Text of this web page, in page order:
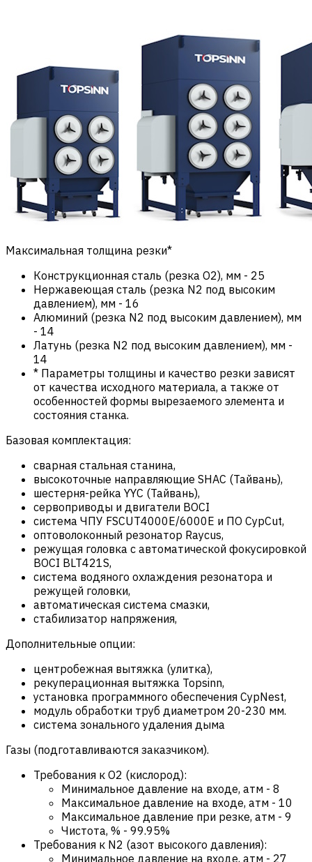
Максимальная толщина резки*
Конструкционная сталь (резка О2), мм - 25
Нержавеющая сталь (резка N2 под высоким
давлением), мм - 16
Алюминий (резка N2 под высоким давлением), мм
- 14
Латунь (резка N2 под высоким давлением), мм -
14
* Параметры толщины и качество резки зависят
от качества исходного материала, а также от
особенностей формы вырезаемого элемента и
состояния станка.
Базовая комплектация:
сварная стальная станина,
высокоточные направляющие SHAC (Тайвань),
шестерня-рейка YYC (Тайвань),
сервоприводы и двигатели BOCI
система ЧПУ FSCUT4000E/6000E и ПО CypCut,
оптоволоконный резонатор Raycus,
режущая головка с автоматической фокусировкой
BOCI BLT421S,
система водяного охлаждения резонатора и
режущей головки,
автоматическая система смазки,
стабилизатор напряжения,
Дополнительные опции:
центробежная вытяжка (улитка),
рекуперационная вытяжка Topsinn,
установка программного обеспечения CypNest,
модуль обработки труб диаметром 20-230 мм.
система зонального удаления дыма
Газы (подготавливаются заказчиком).
Требования к O2 (кислород):
Минимальное давление на входе, атм - 8
Максимальное давление на входе, атм - 10
Максимальное давление при резке, атм - 9
Чистота, % - 99.95%
Требования к N2 (азот высокого давления):
Минимальное давление на входе, атм - 27